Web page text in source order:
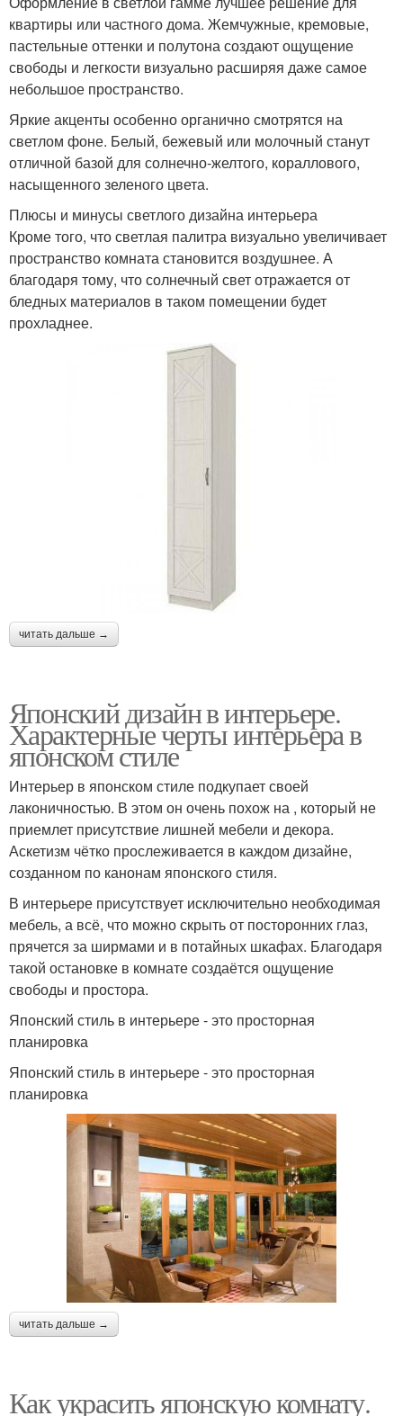
квартиры или частного дома. Жемчужные, кремовые,
пастельные оттенки и полутона создают ощущение
свободы и легкости визуально расширяя даже самое
небольшое пространство.
Яркие акценты особенно органично смотрятся на
светлом фоне. Белый, бежевый или молочный станут
отличной базой для солнечно-желтого, кораллового,
насыщенного зеленого цвета.
Плюсы и минусы светлого дизайна интерьера
Кроме того, что светлая палитра визуально увеличивает
пространство комната становится воздушнее. А
благодаря тому, что солнечный свет отражается от
бледных материалов в таком помещении будет
прохладнее.
читать дальше →
Японский дизайн в интерьере.
Характерные черты интерьера в
японском стиле
Интерьер в японском стиле подкупает своей
лаконичностью. В этом он очень похож на , который не
приемлет присутствие лишней мебели и декора.
Аскетизм чётко прослеживается в каждом дизайне,
созданном по канонам японского стиля.
В интерьере присутствует исключительно необходимая
мебель, а всё, что можно скрыть от посторонних глаз,
прячется за ширмами и в потайных шкафах. Благодаря
такой остановке в комнате создаётся ощущение
свободы и простора.
Японский стиль в интерьере - это просторная
планировка
Японский стиль в интерьере - это просторная
планировка
читать дальше →
Как украсить японскую комнату.